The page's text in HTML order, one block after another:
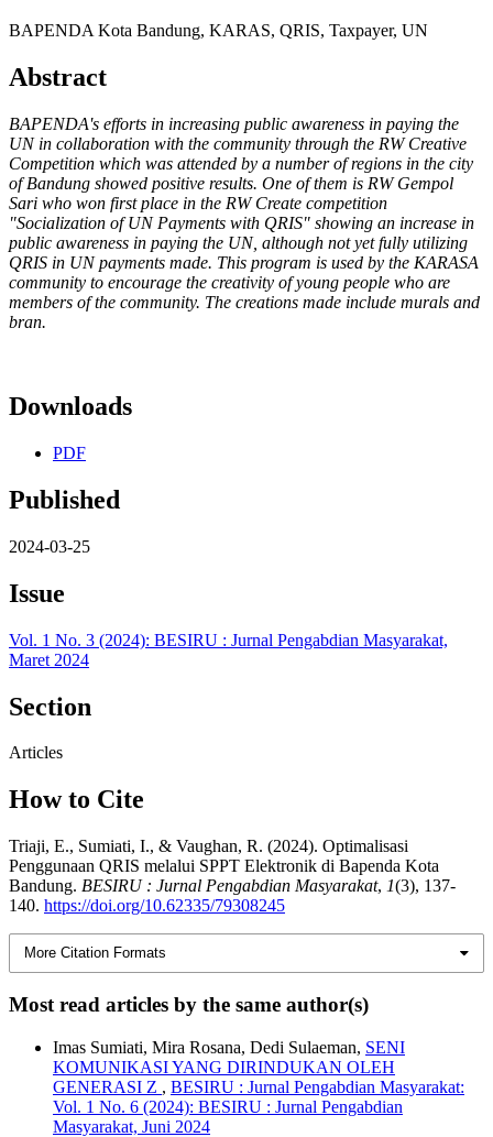
BAPENDA Kota Bandung, KARAS, QRIS, Taxpayer, UN
Abstract
BAPENDA's efforts in increasing public awareness in paying the
UN in collaboration with the community through the RW Creative
Competition which was attended by a number of regions in the city
of Bandung showed positive results. One of them is RW Gempol
Sari who won first place in the RW Create competition
"Socialization of UN Payments with QRIS" showing an increase in
public awareness in paying the UN, although not yet fully utilizing
QRIS in UN payments made. This program is used by the KARASA
community to encourage the creativity of young people who are
members of the community. The creations made include murals and
bran.
Downloads
PDF
Published
2024-03-25
Issue
Vol. 1 No. 3 (2024): BESIRU : Jurnal Pengabdian Masyarakat,
Maret 2024
Section
Articles
How to Cite
Triaji, E., Sumiati, I., & Vaughan, R. (2024). Optimalisasi
Penggunaan QRIS melalui SPPT Elektronik di Bapenda Kota
Bandung. BESIRU : Jurnal Pengabdian Masyarakat, 1(3), 137-
140. https://doi.org/10.62335/79308245
More Citation Formats
Most read articles by the same author(s)
Imas Sumiati, Mira Rosana, Dedi Sulaeman, SENI
KOMUNIKASI YANG DIRINDUKAN OLEH
GENERASI Z , BESIRU : Jurnal Pengabdian Masyarakat:
Vol. 1 No. 6 (2024): BESIRU : Jurnal Pengabdian
Masyarakat, Juni 2024